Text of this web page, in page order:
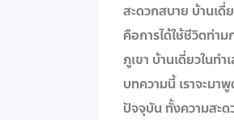
สะดวกสบาย บ้านเดี่
คือการได้ใช้ชีวิตท่า
ภูเขา บ้านเดี่ยวในท
บทความนี้ เราจะมา
ปัจจุบัน ทั้งความสะ